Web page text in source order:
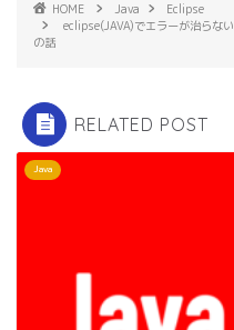
HOME Java
Eclipse
eclipse(JAVA)でエラーが治らな
の話
RELATED POST
Java